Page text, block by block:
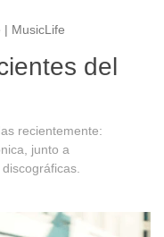
| MusicLife
del
recientemente:
junto a